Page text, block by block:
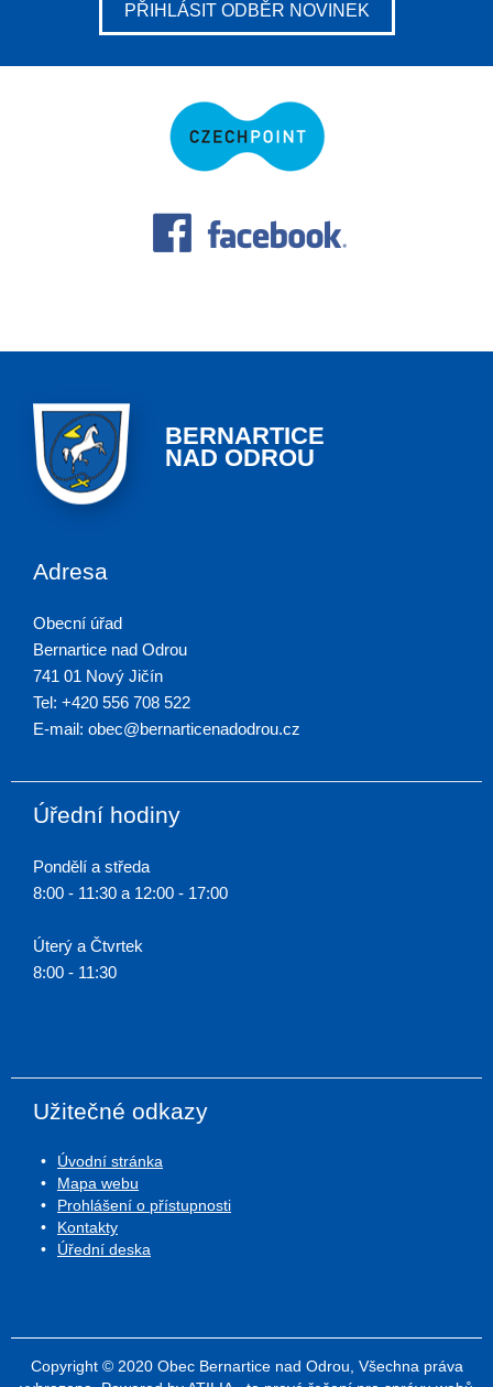
PŘIHLÁSIT ODBĚR NOVINEK
BERNARTICE
NAD ODROU
Adresa
Obecní úřad
Bernartice nad Odrou
741 01 Nový Jičín
Tel: +420 556 708 522
E-mail: obec@bernarticenadodrou.cz
Úřední hodiny
Pondělí a středa
8:00 - 11:30 a 12:00 - 17:00
Úterý a Čtvrtek
8:00 - 11:30
Užitečné odkazy
Úvodní stránka
Mapa webu
Prohlášení o přístupnosti
Kontakty
Úřední deska
Copyright © 2020 Obec Bernartice nad Odrou, Všechna práva